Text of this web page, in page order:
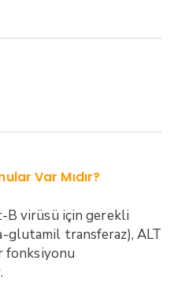
Var Mıdır?
virüsü için gerekli
glutamil transferaz), ALT
fonksiyonu